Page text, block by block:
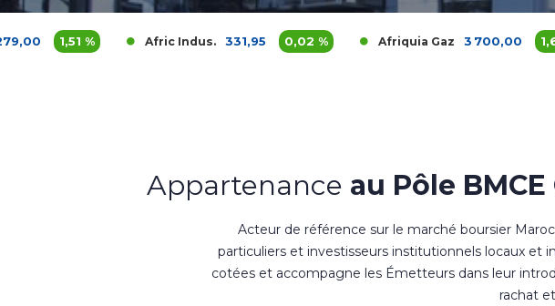
Afric Indus. 331,95 0,02 % Afriquia Gaz 3 700,00 1,62 %
Appartenance au Pôle
Acteur de référence sur le marché boursier
particuliers et investisseurs institutionnels locaux et
cotées et accompagne les Émetteurs dans leur
rachat